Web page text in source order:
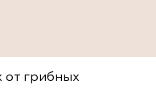
от грибных